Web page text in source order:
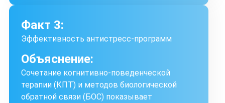
Факт 3:
Эффективность антистресс-программ
Объяснение:
Сочетание когнитивно-поведенческой
терапии (КПТ) и методов биологической
обратной связи (БОС) показывает